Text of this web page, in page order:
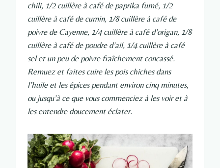
chili, 1/2 cuillère à café de paprika fumé, 1/2
cuillère à café de cumin, 1/8 cuillère à café de
poivre de Cayenne, 1/4 cuillère à café d’origan, 1/8
cuillère à café de poudre d’ail, 1/4 cuillère à café
sel et un peu de poivre fraîchement concassé.
Remuez et faites cuire les pois chiches dans
l’huile et les épices pendant environ cinq minutes,
ou jusqu’à ce que vous commenciez à les voir et à
les entendre doucement éclater.